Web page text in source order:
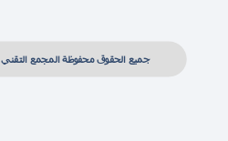
جميع الحقوق محفوظة المجمع التقني 2026